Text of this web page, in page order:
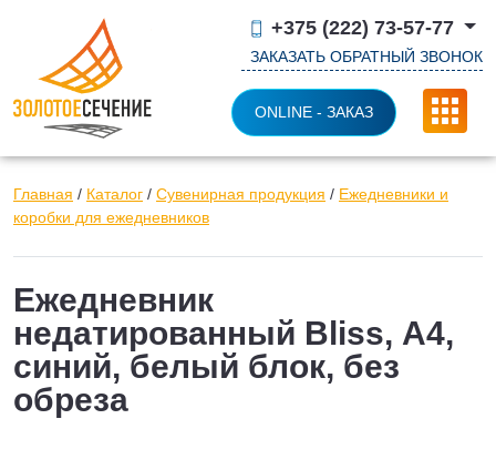
+375 (222) 73-57-77
ЗАКАЗАТЬ ОБРАТНЫЙ ЗВОНОК
ONLINE - ЗАКАЗ
Главная / Каталог / Сувенирная продукция / Ежедневники и
коробки для ежедневников
Ежедневник
недатированный Bliss, А4,
синий, белый блок, без
обреза